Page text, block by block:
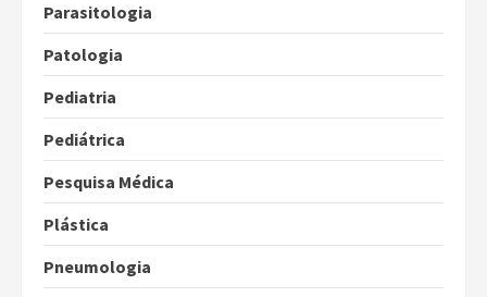
Parasitologia
Patologia
Pediatria
Pediátrica
Pesquisa Médica
Plástica
Pneumologia